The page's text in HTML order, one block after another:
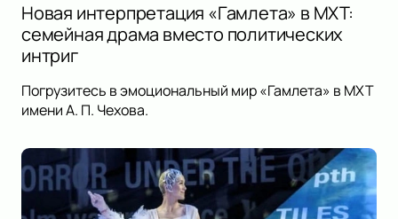
Новая интерпретация «Гамлета» в МХТ:
семейная драма вместо политических
интриг
Погрузитесь в эмоциональный мир «Гамлета» в МХТ
имени А. П. Чехова.